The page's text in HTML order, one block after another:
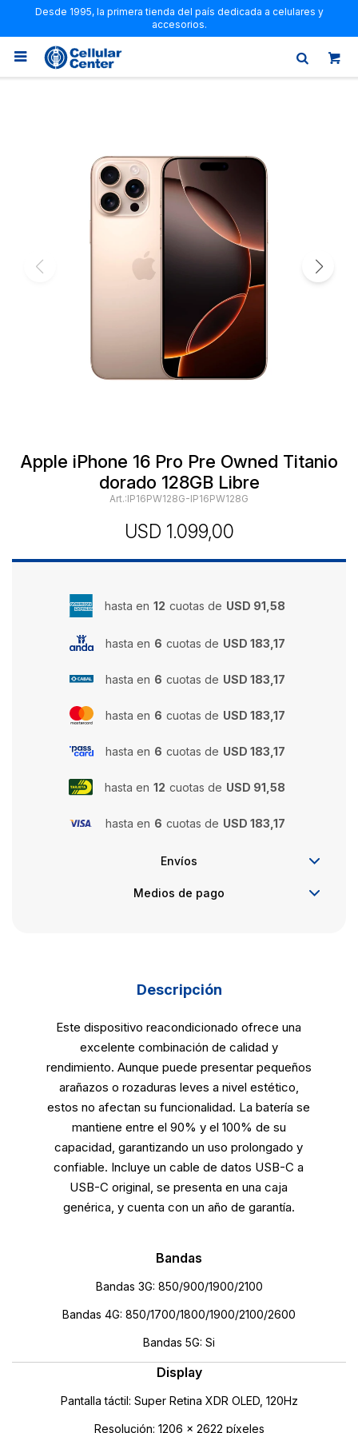
Desde 1995, la primera tienda del país dedicada a celulares y
accesorios.

Apple iPhone 16 Pro Pre Owned Titanio
dorado 128GB Libre
IP16PW128G-IP16PW128G
USD 1.099,00
hasta en 12 cuotas de USD 91,58
hasta en 6 cuotas de USD 183,17
hasta en 6 cuotas de USD 183,17
hasta en 6 cuotas de USD 183,17
hasta en 6 cuotas de USD 183,17
hasta en 12 cuotas de USD 91,58
hasta en 6 cuotas de USD 183,17
Envíos
Medios de pago
Descripción
Este dispositivo reacondicionado ofrece una
excelente combinación de calidad y
rendimiento. Aunque puede presentar pequeños
arañazos o rozaduras leves a nivel estético,
estos no afectan su funcionalidad. La batería se
mantiene entre el 90% y el 100% de su
capacidad, garantizando un uso prolongado y
confiable. Incluye un cable de datos USB-C a
USB-C original, se presenta en una caja
genérica, y cuenta con un año de garantía.
Bandas
Bandas 3G: 850/900/1900/2100
Bandas 4G: 850/1700/1800/1900/2100/2600
Bandas 5G: Si
Display
Pantalla táctil: Super Retina XDR OLED, 120Hz
Resolución: 1206 x 2622 píxeles